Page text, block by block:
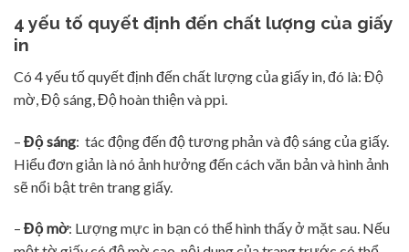
4 yếu tố quyết định đến chất lượng của giấy
in
Có 4 yếu tố quyết định đến chất lượng của giấy in, đó là: Độ
mờ, Độ sáng, Độ hoàn thiện và ppi.
– Độ sáng: tác động đến độ tương phản và độ sáng của giấy.
Hiểu đơn giản là nó ảnh hưởng đến cách văn bản và hình ảnh
sẽ nổi bật trên trang giấy.
– Độ mờ: Lượng mực in bạn có thể hình thấy ở mặt sau. Nếu